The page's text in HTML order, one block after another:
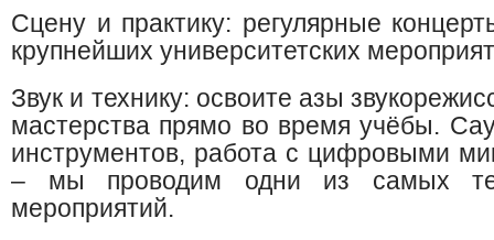
Сцену и практику: регулярные
крупнейших университетских
Звук и технику: освоите азы
мастерства прямо во время учёбы.
инструментов, работа с цифровыми
– мы проводим одни из самых
мероприятий.